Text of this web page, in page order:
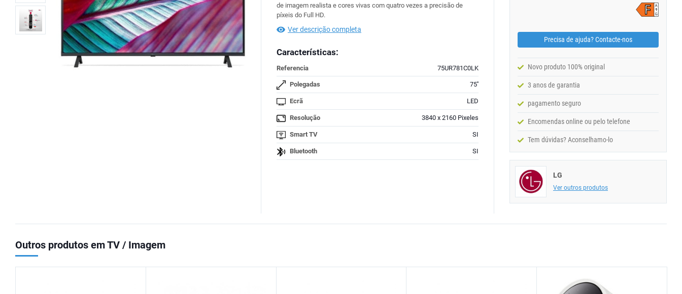
de imagem realista e cores vivas com quatro vezes a precisão de
píxeis do Full HD.
Ver descrição completa
Características:
Referencia 75UR781C0LK
Polegadas 75''
Ecrã LED
Resolução 3840 x 2160 Pixeles
Smart TV SI
Bluetooth SI
Precisa de ajuda? Contacte-nos
Novo produto 100% original
3 anos de garantia
pagamento seguro
Encomendas online ou pelo telefone
Tem dúvidas? Aconselhamo-lo
LG
Ver outros produtos
Outros produtos em TV / Imagem